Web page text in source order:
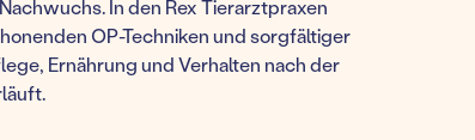
In den Rex Tierarztpraxen
OP-Techniken und sorgfältiger
Ernährung und Verhalten nach der